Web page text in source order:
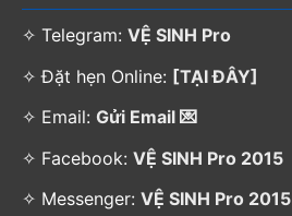
✧ Telegram: VỆ SINH Pro
✧ Đặt hẹn Online: [TẠI ĐÂY]
✧ Email: Gửi Email 💌
✧ Facebook: VỆ SINH Pro 2015
✧ Messenger: VỆ SINH Pro 2015